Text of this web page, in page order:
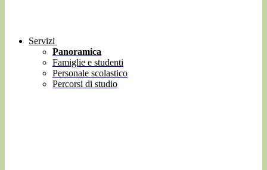
Servizi
Panoramica
Famiglie e studenti
Personale scolastico
Percorsi di studio